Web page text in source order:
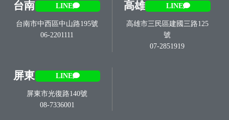
台南 LINE
台南市中西區中山路195號
06-2201111
高雄 LINE
高雄市三民區建國三路125
號
07-2851919
屏東 LINE
屏東市光復路140號
08-7336001